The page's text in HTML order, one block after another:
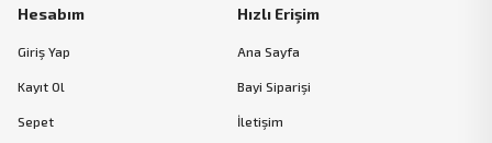
Hesabım
Giriş Yap
Kayıt Ol
Sepet
Hızlı Erişim
Ana Sayfa
Bayi Siparişi
İletişim